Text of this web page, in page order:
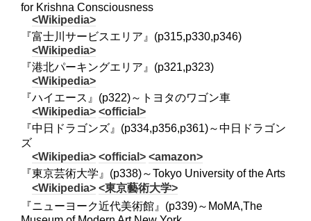
for Krishna Consciousness
<Wikipedia>
『富士川サービスエリア』(p315,p330,p346)
<Wikipedia>
『港北パーキングエリア』(p321,p323)
<Wikipedia>
『ハイエース』(p322)～トヨタのワゴン車
<Wikipedia> <official>
『中日ドラゴンズ』(p334,p356,p361)～中日ドラゴン
ズ
<Wikipedia> <official> <amazon>
『東京芸術大学』(p338)～Tokyo University of the Arts
<Wikipedia> <東京藝術大学>
『ニューヨーク近代美術館』(p339)～MoMA,The